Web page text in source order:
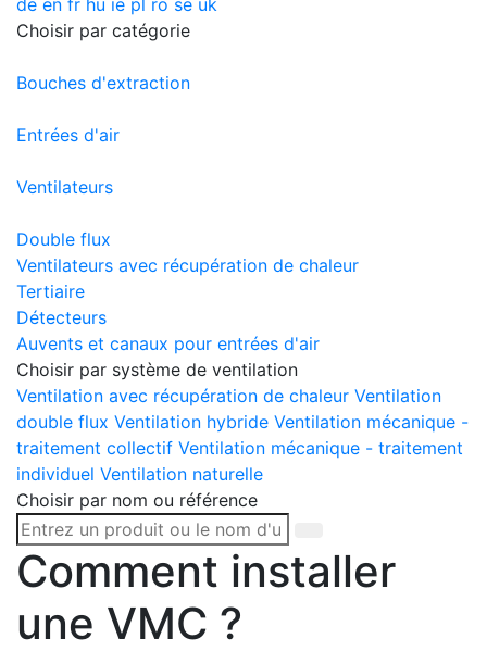
Choisir par catégorie
Bouches d'extraction
Entrées d'air
Ventilateurs
Double flux
Ventilateurs avec récupération de chaleur
Tertiaire
Détecteurs
Auvents et canaux pour entrées d'air
Choisir par système de ventilation
Ventilation avec récupération de chaleur Ventilation
double flux Ventilation hybride Ventilation mécanique -
traitement collectif Ventilation mécanique - traitement
individuel Ventilation naturelle
Choisir par nom ou référence
Comment installer
une VMC ?